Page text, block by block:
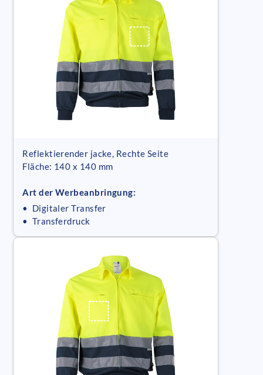
Reflektierender jacke, Rechte Seite
Fläche: 140 x 140 mm
Art der Werbeanbringung:
• Digitaler Transfer
• Transferdruck